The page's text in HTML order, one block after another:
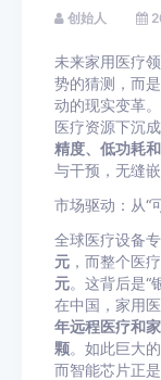
创始人
未来家用医疗
势的猜测，而
动的现实变革
医疗资源下沉
精度、低功耗
与干预，无缝
市场驱动：从“
全球医疗设备
元 ，而整个医
元。这背后是“
在中国，家用
年远程医疗和
颗。如此巨大
而智能芯片正